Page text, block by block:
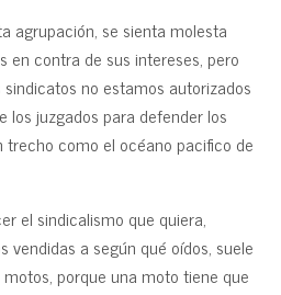
agrupación, se sienta molesta
en contra de sus intereses, pero
no estamos autorizados
los juzgados para defender los
como el océano pacifico de
el sindicalismo que quiera,
a según qué oídos, suele
porque una moto tiene que